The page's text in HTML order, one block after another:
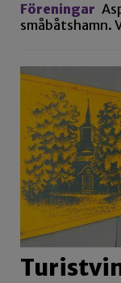
Föreningar
småbåtshamn.